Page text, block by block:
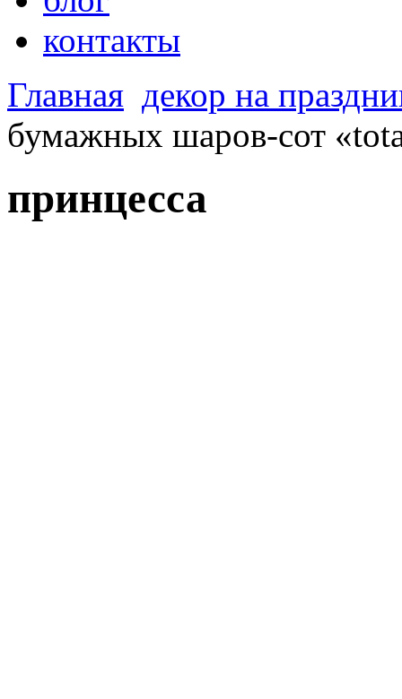
контакты
Главная декор на
бумажных шаров-сот
принцесса